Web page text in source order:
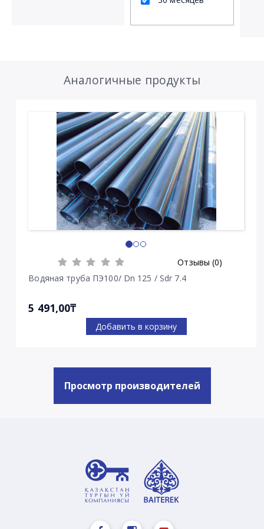
Аналогичные продукты
Отзывы (0)
Водяная труба ПЭ100/ Dn 125 / Sdr 7.4
5 491,00₸
Добавить в корзину
Просмотр производителей